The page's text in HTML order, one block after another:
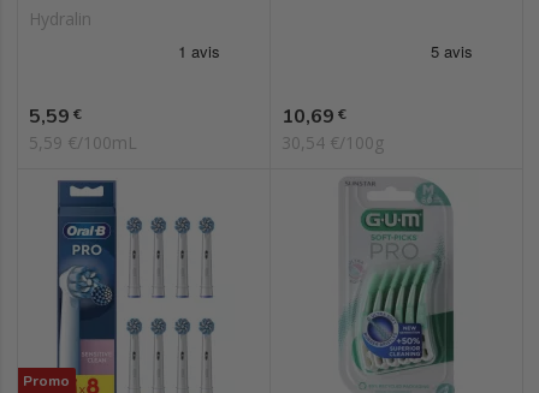
Hydralin
Prix
5,59 €
5,59 €/100mL
Prix
10,69 €
30,54 €/100g
Promo